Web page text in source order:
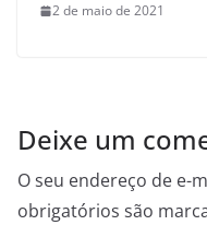
2 de maio de 2021
Deixe um
O seu endereço de e-
obrigatórios são